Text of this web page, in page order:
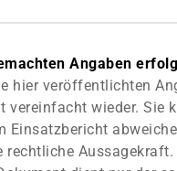
Angaben
hier veröffentlichten
vereinfacht wieder. Sie
Einsatzbericht
rechtliche